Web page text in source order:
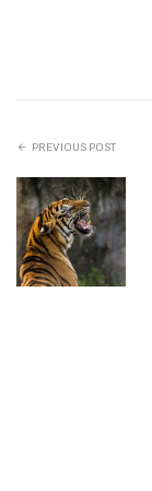
PREVIOUS POST